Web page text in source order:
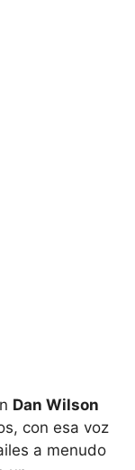
Dan Wilson
con esa voz
a menudo